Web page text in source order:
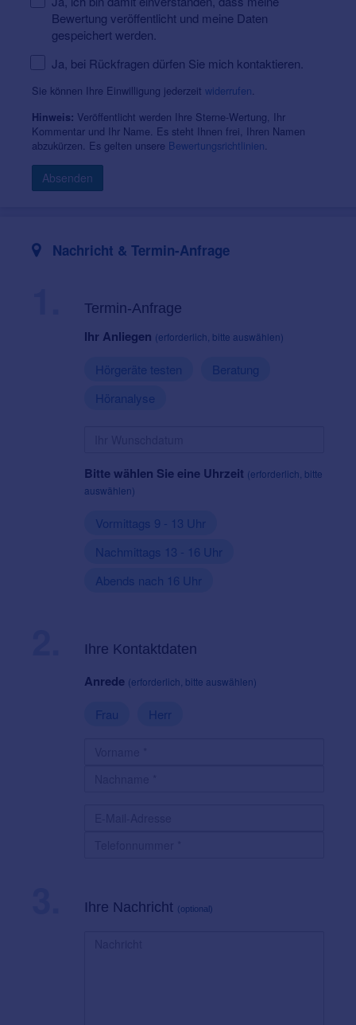
Bewertung veröffentlicht und meine Daten
gespeichert werden.
Ja, bei Rückfragen dürfen Sie mich kontaktieren.
Sie können Ihre Einwilligung jederzeit widerrufen.
Hinweis: Veröffentlicht werden Ihre Sterne-Wertung, Ihr
Kommentar und Ihr Name. Es steht Ihnen frei, Ihren Namen
abzukürzen. Es gelten unsere Bewertungsrichtlinien.
Absenden
Nachricht & Termin-Anfrage
Termin-Anfrage
Ihr Anliegen (erforderlich, bitte auswählen)
Hörgeräte testen
Beratung
Höranalyse
Bitte wählen Sie eine Uhrzeit (erforderlich, bitte
auswählen)
Vormittags 9 - 13 Uhr
Nachmittags 13 - 16 Uhr
Abends nach 16 Uhr
Ihre Kontaktdaten
Anrede (erforderlich, bitte auswählen)
Frau Herr
Ihre Nachricht (optional)